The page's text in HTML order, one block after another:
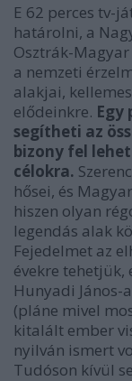
E 62 perces tv-
határolni, a
Osztrák-
a nemzeti
alakjai,
elődeinkre. Egy
segítheti az
bizony fel
célokra.
hősei, és
hiszen olyan
legendás alak
Fejedelmet az
évekre
Hunyadi
(pláne mivel
kitalált ember
nyilván ismert
Tudóson kívül